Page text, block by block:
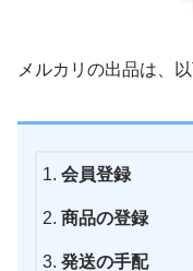
メルカリの出品は、
会員登録
商品の登録
発送の手配